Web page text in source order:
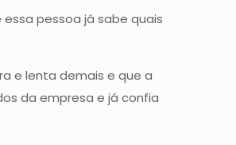
pessoa já sabe quais
e lenta demais e que a
da empresa e já confia